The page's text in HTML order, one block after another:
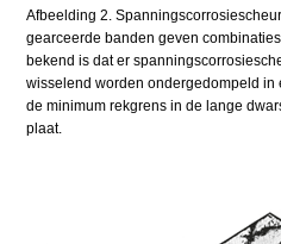
Afbeelding 2.
gearceerde banden geven
bekend is dat er
wisselend worden ondergedompeld in
de minimum rekgrens in de lange
plaat.